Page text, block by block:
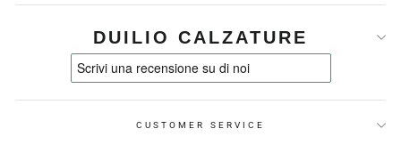
DUILIO CALZATURE
CUSTOMER SERVICE